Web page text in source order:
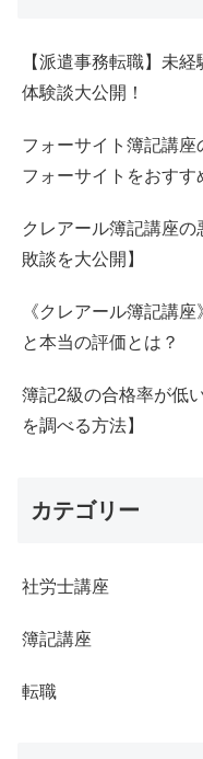
【派遣事務転職】未
体験談大公開！
フォーサイト簿記講
フォーサイトをおすす
クレアール簿記講座
敗談を大公開】
《クレアール簿記講
と本当の評価とは？
簿記2級の合格率が低
を調べる方法】
カテゴリー
社労士講座
簿記講座
転職